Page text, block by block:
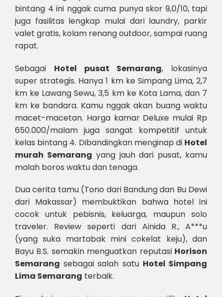
bintang 4 ini nggak cuma punya skor 9,0/10, tapi
juga fasilitas lengkap mulai dari laundry, parkir
valet gratis, kolam renang outdoor, sampai ruang
rapat.
Sebagai Hotel pusat Semarang, lokasinya
super strategis. Hanya 1 km ke Simpang Lima, 2,7
km ke Lawang Sewu, 3,5 km ke Kota Lama, dan 7
km ke bandara. Kamu nggak akan buang waktu
macet-macetan. Harga kamar Deluxe mulai Rp
650.000/malam juga sangat kompetitif untuk
kelas bintang 4. Dibandingkan menginap di Hotel
murah Semarang yang jauh dari pusat, kamu
malah boros waktu dan tenaga.
Dua cerita tamu (Tono dari Bandung dan Bu Dewi
dari Makassar) membuktikan bahwa hotel ini
cocok untuk pebisnis, keluarga, maupun solo
traveler. Review seperti dari Ainida R., A***u
(yang suka martabak mini cokelat keju), dan
Bayu B.S. semakin menguatkan reputasi Horison
Semarang sebagai salah satu Hotel Simpang
Lima Semarang terbaik.